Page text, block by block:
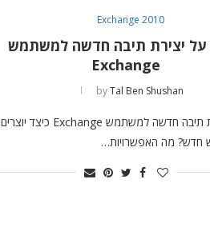
Exchange 2010
על יצירת תיבה חדשה למשתמש
Exchange
byTal Ben Shushan
הסבר על יצירת תיבה חדשה למשתמש Exchange כיצד יוצרים
חדש? מה האפשרויות…